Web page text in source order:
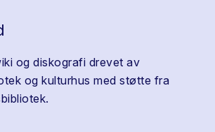
og diskografi drevet av
og kulturhus med støtte fra